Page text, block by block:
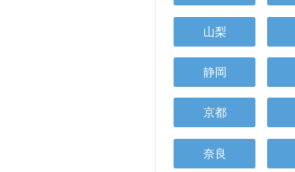
山梨
静岡
京都
奈良